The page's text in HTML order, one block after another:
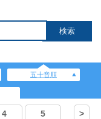
五十音順
4 5 >